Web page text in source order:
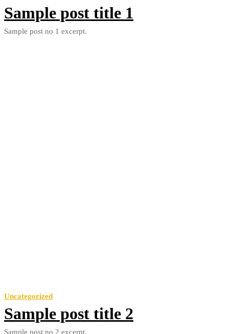
Sample post title 1
Sample post no 1 excerpt.
Uncategorized
Sample post title 2
Sample post no 2 excerpt.